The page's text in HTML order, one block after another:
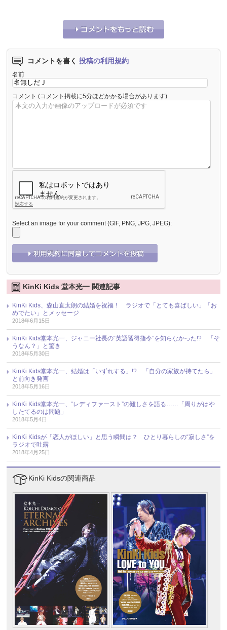
コメントを書く 投稿の利用規約
名前
コメント (コメント掲載に5分ほどかかる場合があります)
Select an image for your comment (GIF, PNG, JPG, JPEG):
KinKi Kids 堂本光一 関連記事
KinKi Kids、森山直太朗の結婚を祝福！ ラジオで「とても喜ばしい」「お
めでたい」とメッセージ
2018年6月15日
KinKi Kids堂本光一、ジャニー社長の“英語習得指令”を知らなかった!? 「そ
うなん？」と驚き
2018年5月30日
KinKi Kids堂本光一、結婚は「いずれする」!? 「自分の家族が持てたら」
と前向き発言
2018年5月16日
KinKi Kids堂本光一、“レディファースト”の難しさを語る……「周りがはや
したてるのは問題」
2018年5月4日
KinKi Kidsが「恋人がほしい」と思う瞬間は？ ひとり暮らしの“寂しさ”を
ラジオで吐露
2018年4月25日
KinKi Kidsの関連商品